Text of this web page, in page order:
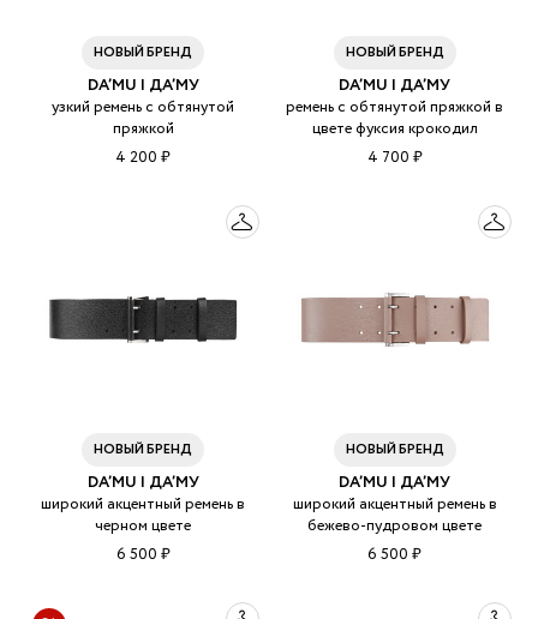
НОВЫЙ БРЕНД
DA’MU | ДА’МУ
узкий ремень с обтянутой
пряжкой
4 200 ₽
НОВЫЙ БРЕНД
DA’MU | ДА’МУ
ремень с обтянутой пряжкой в
цвете фуксия крокодил
4 700 ₽
НОВЫЙ БРЕНД
DA’MU | ДА’МУ
широкий акцентный ремень в
черном цвете
6 500 ₽
НОВЫЙ БРЕНД
DA’MU | ДА’МУ
широкий акцентный ремень в
бежево-пудровом цвете
6 500 ₽